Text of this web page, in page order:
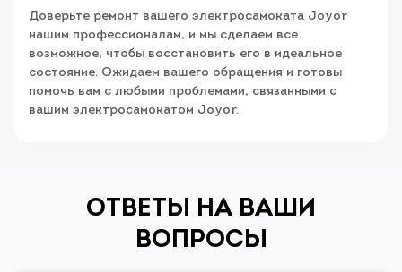
Доверьте ремонт вашего электросамоката Joyor
нашим профессионалам, и мы сделаем все
возможное, чтобы восстановить его в идеальное
состояние. Ожидаем вашего обращения и готовы
помочь вам с любыми проблемами, связанными с
вашим электросамокатом Joyor.
ОТВЕТЫ НА ВАШИ
ВОПРОСЫ